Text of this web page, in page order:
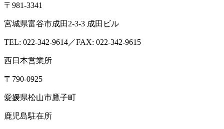
〒981-3341
宮城県富谷市成田2-3-3 成田ビル
TEL: 022-342-9614／FAX: 022-342-9615
西日本営業所
〒790-0925
愛媛県松山市鷹子町
鹿児島駐在所